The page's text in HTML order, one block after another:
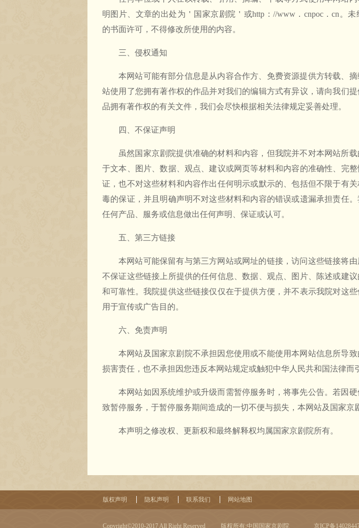
明图片、文章的出处为＇国家京剧院＇或http：//www．cnpoc．cn。
的书面许可，不得修改所使用的内容。
三、侵权通知
本网站可能有部分信息是从内容合作方、免费资源提供方转载、
站使用了您拥有著作权的作品并对我们的编辑方式有异议，请向我们
品拥有著作权的有关文件，我们会尽快根据相关法律规定妥善处理。
四、不保证声明
虽然国家京剧院提供准确的材料和内容，但我院并不对本网站所
于文本、图片、数据、观点、建议或网页等材料和内容的准确性、完
证，也不对这些材料和内容作出任何明示或默示的、包括但不限于有
毒的保证，并且明确声明不对这些材料和内容的错误或遗漏承担责任
任何产品、服务或信息做出任何声明、保证或认可。
五、第三方链接
本网站可能保留有与第三方网站或网址的链接，访问这些链接将
不保证这些链接上所提供的任何信息、数据、观点、图片、陈述或建
和可靠性。我院提供这些链接仅仅在于提供方便，并不表示我院对这
用于宣传或广告目的。
六、免责声明
本网站及国家京剧院不承担因您使用或不能使用本网站信息所导
损害责任，也不承担因您违反本网站规定或触犯中华人民共和国法律而
本网站如因系统维护或升级而需暂停服务时，将事先公告。若因
致暂停服务，于暂停服务期间造成的一切不便与损失，本网站及国家京
本声明之修改权、更新权和最终解释权均属国家京剧院所有。
版权声明 隐私声明 联系我们 网站地图
Copyright©2010-2017 All Right Reserved 版权所有:中国国家京剧院 京ICP备